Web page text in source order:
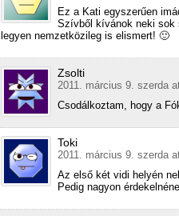
Ez a Kati egyszerűen
Szívből kívánok neki sok
legyen nemzetközileg is elismert! 🙂
Zsolti
2011. március 9. szerda
Csodálkoztam, hogy a
Toki
2011. március 9. szerda
Az első két vidi helyén
Pedig nagyon